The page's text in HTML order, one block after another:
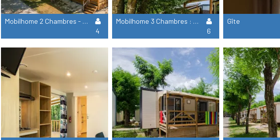
Mobilhome 2 Chambres - Collection Signature
4
Mobilhome 3 Chambres : Collection Signature
6
Gîte